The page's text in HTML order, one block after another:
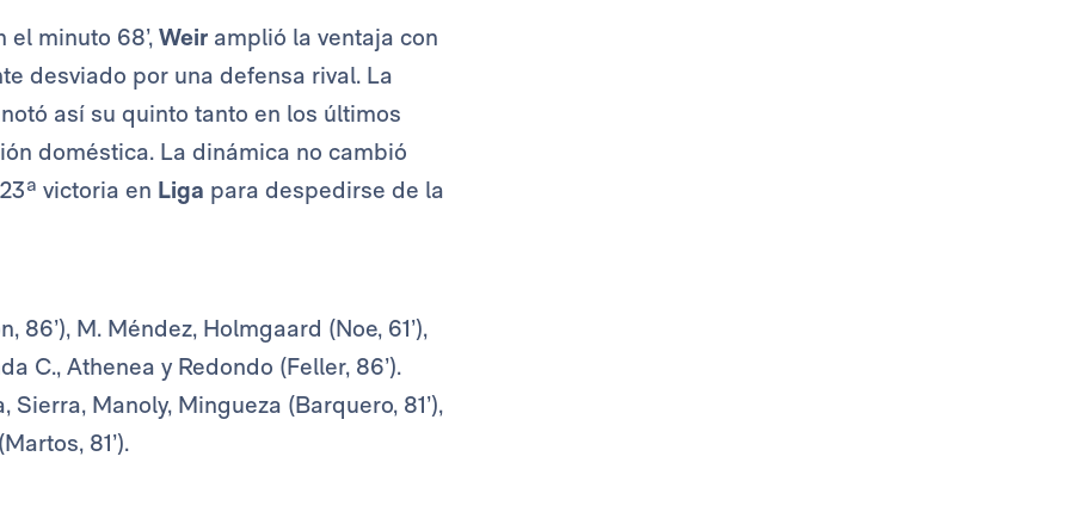
minuto 68’, Weir amplió la ventaja con
desviado por una defensa rival. La
así su quinto tanto en los últimos
doméstica. La dinámica no cambió
victoria en Liga para despedirse de la
86’), M. Méndez, Holmgaard (Noe, 61’),
C., Athenea y Redondo (Feller, 86’).
Sierra, Manoly, Mingueza (Barquero, 81’),
81’).